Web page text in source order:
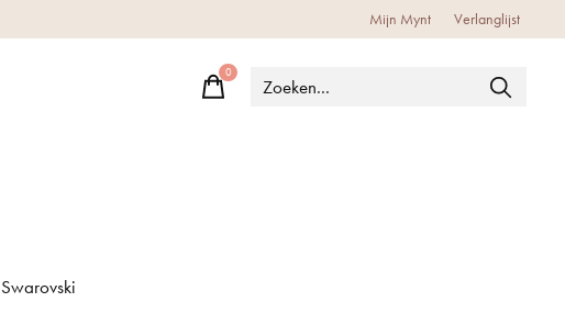
Mijn Mynt Verlanglijst
0items
Swarovski